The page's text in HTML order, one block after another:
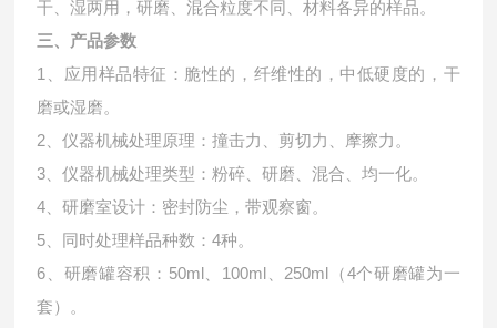
干、湿两用，研磨、混合粒度不同、材料各异的样品。
三、产品参数
1、应用样品特征：脆性的，纤维性的，中低硬度的，干
磨或湿磨。
2、仪器机械处理原理：撞击力、剪切力、摩擦力。
3、仪器机械处理类型：粉碎、研磨、混合、均一化。
4、研磨室设计：密封防尘，带观察窗。
5、同时处理样品种数：4种。
6、研磨罐容积：50ml、100ml、250ml（4个研磨罐为一
套）。